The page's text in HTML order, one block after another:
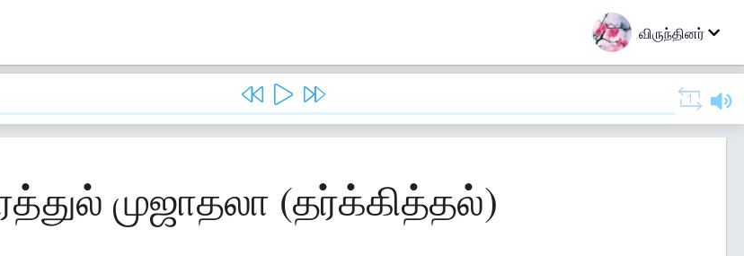
விருந்தினர்
முஜாதலா (தர்க்கித்தல்)